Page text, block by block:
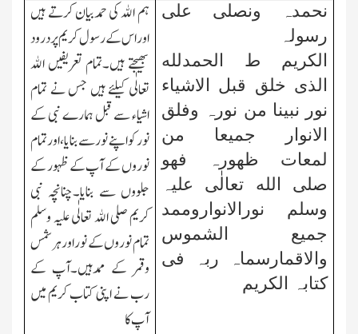
نحمدہ ونصلی علی
رسولہ
الکریم ط الحمدلله
الذی خلق قبل الاشیاء
نور نبینا من نورہ وفلق
الانوار جمیعا من
لمعات ظھورہ فھو
صلی الله تعالٰی علیہ
وسلم نورالانواروممد
جمیع الشموس
والاقمارسماہ ربہ فی
کتابہ الکریم
ہم الله کی حمدبیان کرتے ہیں
اوراس کے رسول کریم پر درود
بھیجتے ہیں۔تمام تعریفیں الله
تعالٰی کیلئے ہیں جس نے تمام
اشیاء سے قبل ہمارے نبی کے
نور کو اپنے نور سے بنایا،اورتمام
نوروں کے آپ کے ظہور کے
جلووں سے بنایا۔چنانچہ نبی
کریم صلی الله تعالٰی علیہ وسلم
تمام نوروں کے نور اورہر شمس
وقمر کے ممدہیں۔آپ کے
رب نے اپنی کتاب کریم میں
آپ کا